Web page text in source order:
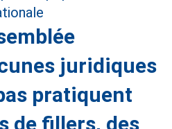
juridiques
pratiquent
de fillers, des